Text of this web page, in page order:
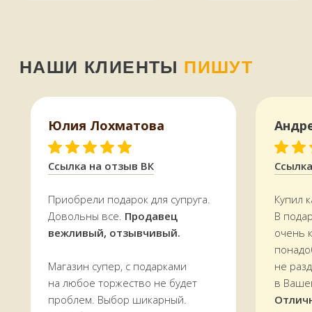
Купил
В
очень
не
в
Приобрели подарок для супруга.
Довольны все. Продавец
вежливый, отзывчивый.
Магазин супер, с подарками
на любое торжество не будет
проблем. Выбор шикарный.
Ссылка на отзыв ВК
Юлия Лохматова
ОПЛАТА И ДОСТАВКА
Всё, что есть на сайте, есть
в магазине в
Терском переулке, дом 4
Доставляемзаказы по всей области.
По Мурманску от 5000 р. —
УЗНАТЬ СТОИМОСТЬ ДОСТАВКИ